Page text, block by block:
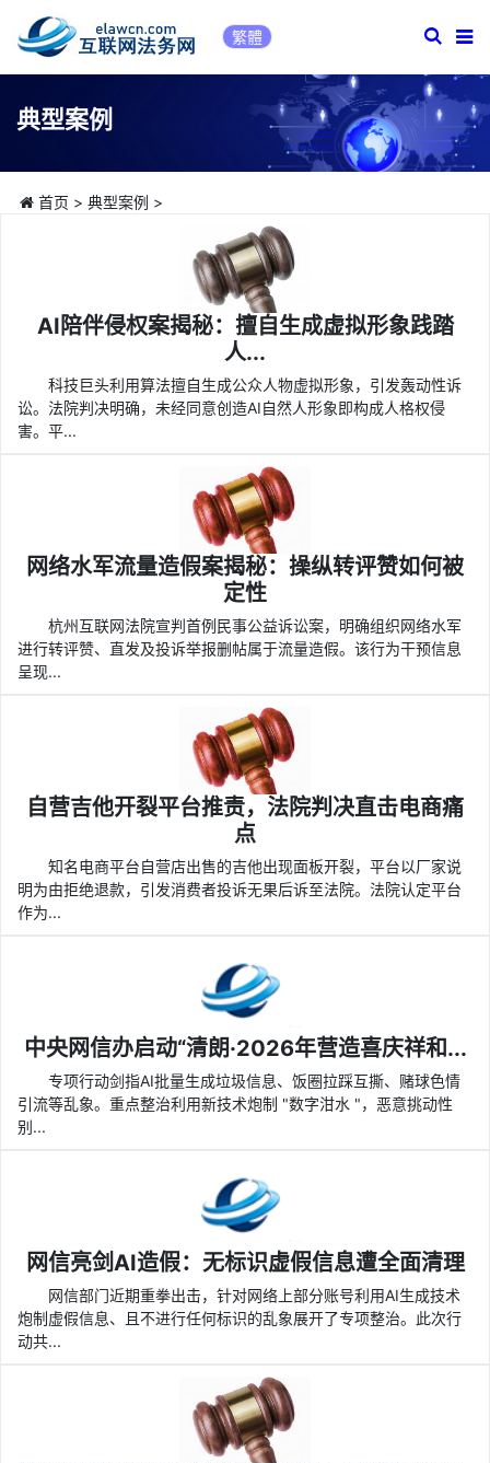
繁體
典型案例
首页 > 典型案例 >
AI陪伴侵权案揭秘：擅自生成虚拟形象践踏
人...
科技巨头利用算法擅自生成公众人物虚拟形象，引发轰动性诉
讼。法院判决明确，未经同意创造AI自然人形象即构成人格权侵
害。平...
网络水军流量造假案揭秘：操纵转评赞如何被
定性
杭州互联网法院宣判首例民事公益诉讼案，明确组织网络水军
进行转评赞、直发及投诉举报删帖属于流量造假。该行为干预信息
呈现...
自营吉他开裂平台推责，法院判决直击电商痛
点
知名电商平台自营店出售的吉他出现面板开裂，平台以厂家说
明为由拒绝退款，引发消费者投诉无果后诉至法院。法院认定平台
作为...
中央网信办启动“清朗·2026年营造喜庆祥和...
专项行动剑指AI批量生成垃圾信息、饭圈拉踩互撕、赌球色情
引流等乱象。重点整治利用新技术炮制 "数字泔水 "，恶意挑动性
别...
网信亮剑AI造假：无标识虚假信息遭全面清理
网信部门近期重拳出击，针对网络上部分账号利用AI生成技术
炮制虚假信息、且不进行任何标识的乱象展开了专项整治。此次行
动共...